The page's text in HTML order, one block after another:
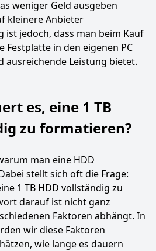
weniger Geld ausgeben
kleinere Anbieter
ist jedoch, dass man beim Kauf
Festplatte in den eigenen PC
ausreichende Leistung bietet.
es, eine 1 TB
zu formatieren?
man eine HDD
stellt sich oft die Frage:
1 TB HDD vollständig zu
darauf ist nicht ganz
Faktoren abhängt. In
wir diese Faktoren
wie lange es dauern